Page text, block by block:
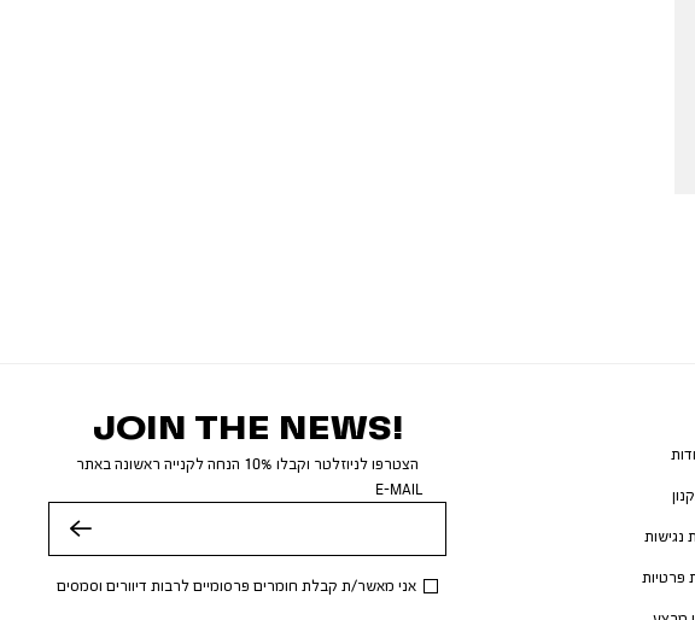
JOIN THE NEWS!
הצטרפו לניוזלטר וקבלו 10% הנחה לקנייה ראשונה באתר
E-MAIL
אני מאשר/ת קבלת חומרים פרסומיים לרבות דיוורים וסמסים
נגישות
פרטיות